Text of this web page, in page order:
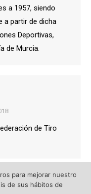
a 1957, siendo
a partir de dicha
Deportivas,
de Murcia.
de Tiro
para mejorar nuestro
de sus hábitos de